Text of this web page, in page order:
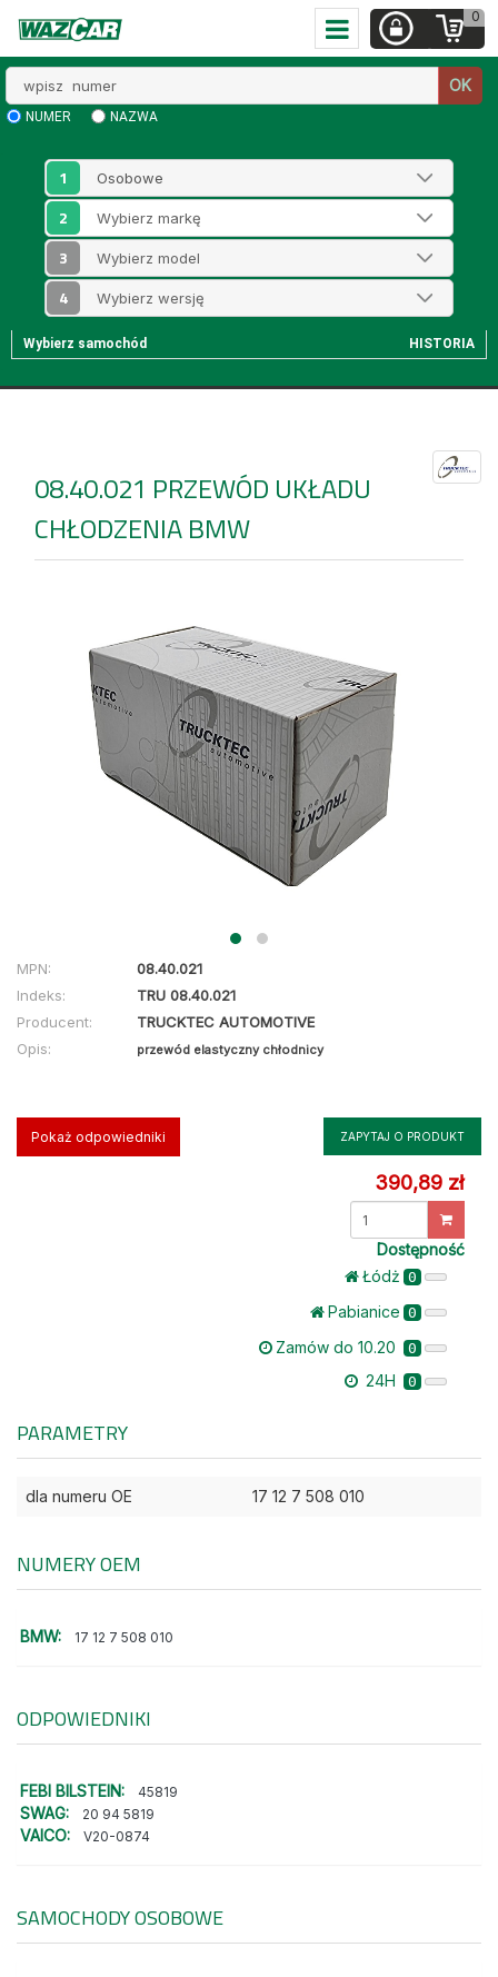
0
numer
OK
NUMER NAZWA
1
2
3
4
Wybierz samochód HISTORIA
08.40.021 PRZEWÓD UKŁADU
CHŁODZENIA BMW
MPN:
08.40.021
Indeks:
TRU 08.40.021
Producent:
TRUCKTEC AUTOMOTIVE
Opis:
przewód elastyczny chłodnicy
Pokaż odpowiedniki ZAPYTAJ O PRODUKT
390,89 zł
Dostępność
Łódż 0
Pabianice 0
Zamów do 10.20 0
24H 0
PARAMETRY
dla numeru OE 17 12 7 508 010
NUMERY OEM
BMW: 17 12 7 508 010
ODPOWIEDNIKI
FEBI BILSTEIN: 45819
SWAG: 20 94 5819
VAICO: V20-0874
SAMOCHODY OSOBOWE